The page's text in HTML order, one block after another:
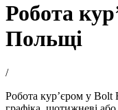
Робота
Польщі
/
Робота кур’єром у